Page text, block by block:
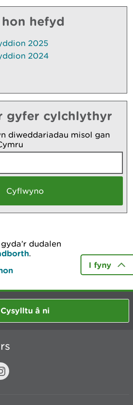
hefyd
2025
2024
gyfer cylchlythyr
diweddariadau misol gan
dudalen
.
I fyny
Cysylltu â ni